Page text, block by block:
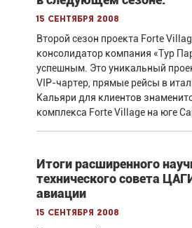
15 сентября 2008
Второй сезон проекта Forte
консолидатор компания «Тур
успешным. Это уникальный
VIP-чартер, прямые рейсы в
Кальяри для клиентов
комплекса Forte Village на юге
Итоги расширенного
технического совета
авиации
15 сентября 2008